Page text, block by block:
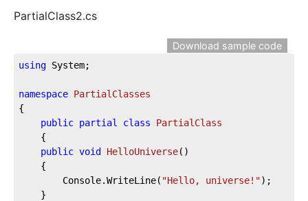
PartialClass2.cs
Download sample code
using System;
namespace PartialClasses
{
public partial class
PartialClass
{
public void HelloUniverse( )
    {
        Console.WriteLine(
"Hello, universe!");
    }